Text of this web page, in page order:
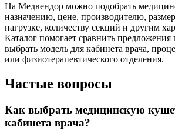
На Медвендор можно подобрать
назначению, цене, производителю,
нагрузке, количеству секций и другим
Каталог помогает сравнить предложения
выбрать модель для кабинета врача,
или физиотерапевтического отделения.
Частые вопросы
Как выбрать медицинскую
кабинета врача?